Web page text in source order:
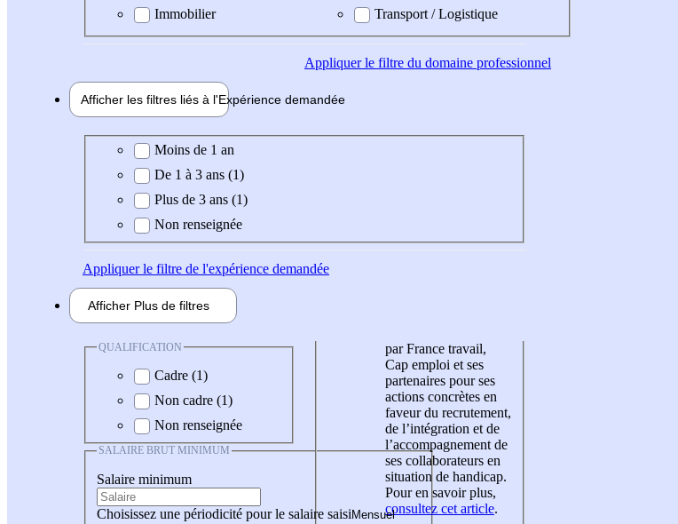
Immobilier
Transport / Logistique
Appliquerle filtre du domaine professionnel
Afficher les filtres liés à l'Expérience demandée
Expérience demandée
Moins de 1 an
De 1 à 3 ans (1)
Plus de 3 ans (1)
Non renseignée
Appliquerle filtre de l'expérience demandée
Afficher Plus de filtres
QUALIFICATION
Cadre (1)
Non cadre (1)
Non renseignée
SALAIRE BRUT MINIMUM
Salaire minimum
Choisissez une périodicité pour le salaire saisi
par France travail,
Cap emploi et ses
partenaires pour ses
actions concrètes en
faveur du recrutement,
de l’intégration et de
l’accompagnement de
ses collaborateurs en
situation de handicap.
Pour en savoir plus,
consultez cet article.